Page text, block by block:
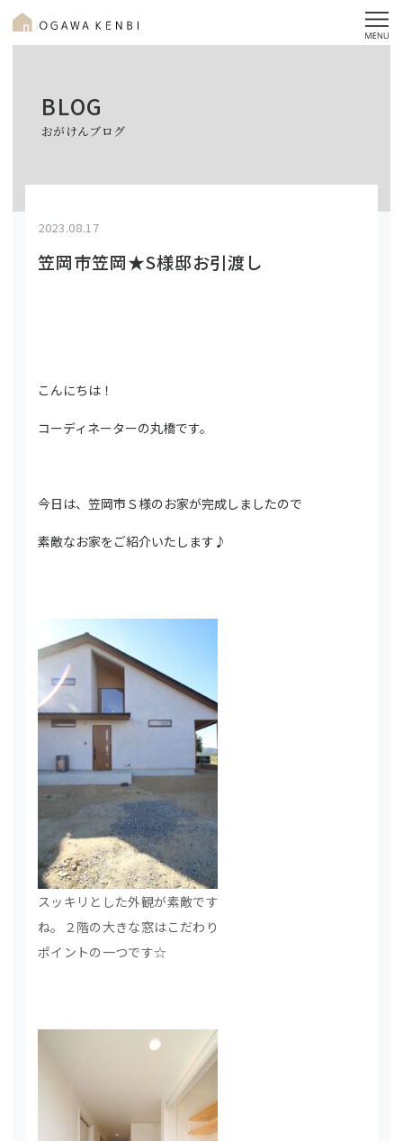
BLOG
おがけんブログ
2023.08.17
笠岡市笠岡★S様邸お引渡し
こんにちは！
コーディネーターの丸橋です。
今日は、笠岡市Ｓ様のお家が完成しましたので
素敵なお家をご紹介いたします♪
スッキリとした外観が素敵です
ね。２階の大きな窓はこだわり
ポイントの一つです☆